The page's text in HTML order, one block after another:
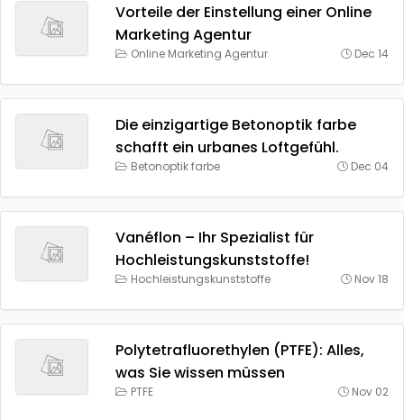
Vorteile der Einstellung einer Online
Marketing Agentur
Online Marketing Agentur Dec 14
Die einzigartige Betonoptik farbe
schafft ein urbanes Loftgefühl.
Betonoptik farbe Dec 04
Vanéflon – Ihr Spezialist für
Hochleistungskunststoffe!
Hochleistungskunststoffe Nov 18
Polytetrafluorethylen (PTFE): Alles,
was Sie wissen müssen
PTFE Nov 02